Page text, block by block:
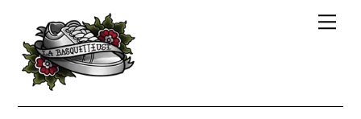
content